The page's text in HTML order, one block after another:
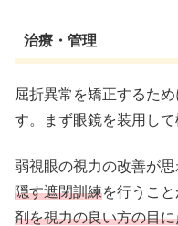
治療・管理
屈折異常を矯正するた
す。まず眼鏡を装用して
弱視眼の視力の改善が思
隠す遮閉訓練を行うこと
剤を視力の良い方の目